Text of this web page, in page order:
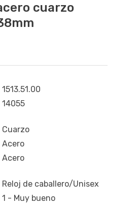
cuarzo
1513.51.00
14055
Cuarzo
Acero
Acero
Reloj de caballero/Unisex
1 - Muy bueno